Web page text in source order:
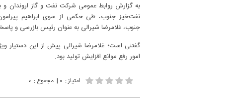
به گزارش روابط عمومی شرکت نفت و گاز اروندان
نفت‌خیز جنوب، طی حکمی از سوی ابراهیم
جنوب، غلامرضا شيرالی به عنوان رئيس بازرسی و
گفتنی است؛ غلامرضا شیرالی پیش از این دستیار
امور رفع موانع افزایش تولید بود.
امتیاز: ۰ | مجموع : ۰